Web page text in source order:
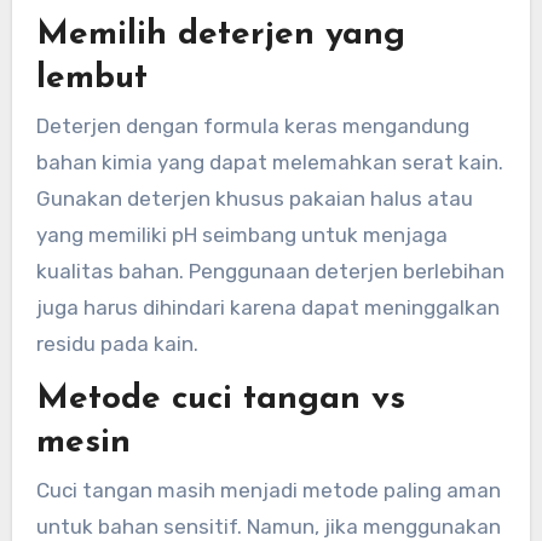
Memilih deterjen yang
lembut
Deterjen dengan formula keras mengandung
bahan kimia yang dapat melemahkan serat kain.
Gunakan deterjen khusus pakaian halus atau
yang memiliki pH seimbang untuk menjaga
kualitas bahan. Penggunaan deterjen berlebihan
juga harus dihindari karena dapat meninggalkan
residu pada kain.
Metode cuci tangan vs
mesin
Cuci tangan masih menjadi metode paling aman
untuk bahan sensitif. Namun, jika menggunakan